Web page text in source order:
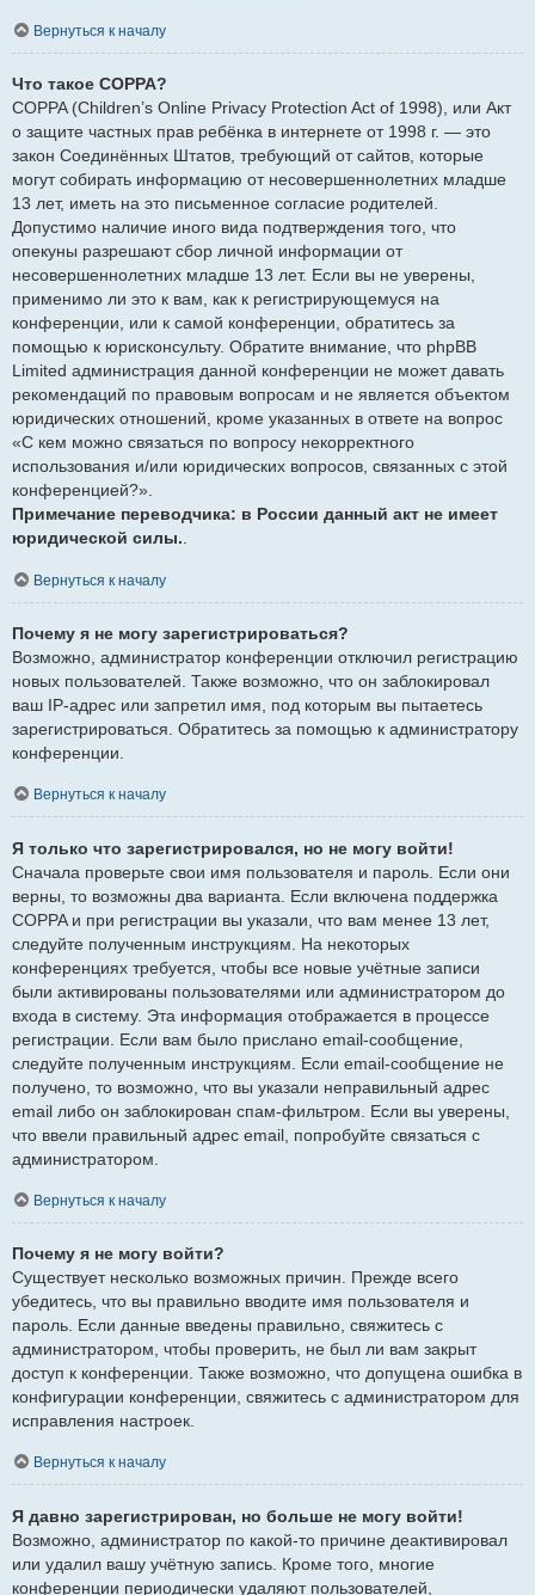
Вернуться к началу
Что такое COPPA?
COPPA (Children’s Online Privacy Protection Act of 1998), или Акт
о защите частных прав ребёнка в интернете от 1998 г. — это
закон Соединённых Штатов, требующий от сайтов, которые
могут собирать информацию от несовершеннолетних младше
13 лет, иметь на это письменное согласие родителей.
Допустимо наличие иного вида подтверждения того, что
опекуны разрешают сбор личной информации от
несовершеннолетних младше 13 лет. Если вы не уверены,
применимо ли это к вам, как к регистрирующемуся на
конференции, или к самой конференции, обратитесь за
помощью к юрисконсульту. Обратите внимание, что phpBB
Limited администрация данной конференции не может давать
рекомендаций по правовым вопросам и не является объектом
юридических отношений, кроме указанных в ответе на вопрос
«С кем можно связаться по вопросу некорректного
использования и/или юридических вопросов, связанных с этой
конференцией?».
Примечание переводчика: в России данный акт не имеет
юридической силы..
Вернуться к началу
Почему я не могу зарегистрироваться?
Возможно, администратор конференции отключил регистрацию
новых пользователей. Также возможно, что он заблокировал
ваш IP-адрес или запретил имя, под которым вы пытаетесь
зарегистрироваться. Обратитесь за помощью к администратору
конференции.
Вернуться к началу
Я только что зарегистрировался, но не могу войти!
Сначала проверьте свои имя пользователя и пароль. Если они
верны, то возможны два варианта. Если включена поддержка
COPPA и при регистрации вы указали, что вам менее 13 лет,
следуйте полученным инструкциям. На некоторых
конференциях требуется, чтобы все новые учётные записи
были активированы пользователями или администратором до
входа в систему. Эта информация отображается в процессе
регистрации. Если вам было прислано email-сообщение,
следуйте полученным инструкциям. Если email-сообщение не
получено, то возможно, что вы указали неправильный адрес
email либо он заблокирован спам-фильтром. Если вы уверены,
что ввели правильный адрес email, попробуйте связаться с
администратором.
Вернуться к началу
Почему я не могу войти?
Существует несколько возможных причин. Прежде всего
убедитесь, что вы правильно вводите имя пользователя и
пароль. Если данные введены правильно, свяжитесь с
администратором, чтобы проверить, не был ли вам закрыт
доступ к конференции. Также возможно, что допущена ошибка в
конфигурации конференции, свяжитесь с администратором для
исправления настроек.
Вернуться к началу
Я давно зарегистрирован, но больше не могу войти!
Возможно, администратор по какой-то причине деактивировал
или удалил вашу учётную запись. Кроме того, многие
конференции периодически удаляют пользователей,